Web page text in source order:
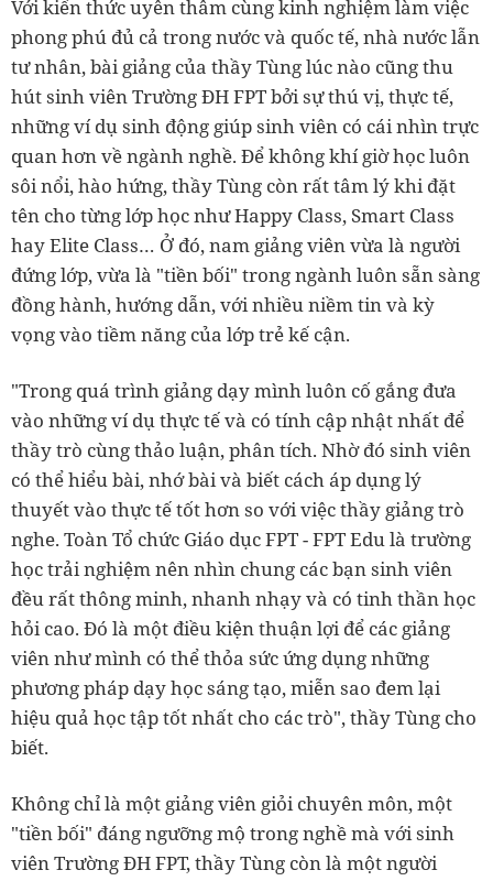
Với kiến thức uyên thâm cùng kinh nghiệm làm việc
phong phú đủ cả trong nước và quốc tế, nhà nước lẫn
tư nhân, bài giảng của thầy Tùng lúc nào cũng thu
hút sinh viên Trường ĐH FPT bởi sự thú vị, thực tế,
những ví dụ sinh động giúp sinh viên có cái nhìn trực
quan hơn về ngành nghề. Để không khí giờ học luôn
sôi nổi, hào hứng, thầy Tùng còn rất tâm lý khi đặt
tên cho từng lớp học như Happy Class, Smart Class
hay Elite Class… Ở đó, nam giảng viên vừa là người
đứng lớp, vừa là "tiền bối" trong ngành luôn sẵn sàng
đồng hành, hướng dẫn, với nhiều niềm tin và kỳ
vọng vào tiềm năng của lớp trẻ kế cận.
"Trong quá trình giảng dạy mình luôn cố gắng đưa
vào những ví dụ thực tế và có tính cập nhật nhất để
thầy trò cùng thảo luận, phân tích. Nhờ đó sinh viên
có thể hiểu bài, nhớ bài và biết cách áp dụng lý
thuyết vào thực tế tốt hơn so với việc thầy giảng trò
nghe. Toàn Tổ chức Giáo dục FPT - FPT Edu là trường
học trải nghiệm nên nhìn chung các bạn sinh viên
đều rất thông minh, nhanh nhạy và có tinh thần học
hỏi cao. Đó là một điều kiện thuận lợi để các giảng
viên như mình có thể thỏa sức ứng dụng những
phương pháp dạy học sáng tạo, miễn sao đem lại
hiệu quả học tập tốt nhất cho các trò", thầy Tùng cho
biết.
Không chỉ là một giảng viên giỏi chuyên môn, một
"tiền bối" đáng ngưỡng mộ trong nghề mà với sinh
viên Trường ĐH FPT, thầy Tùng còn là một người